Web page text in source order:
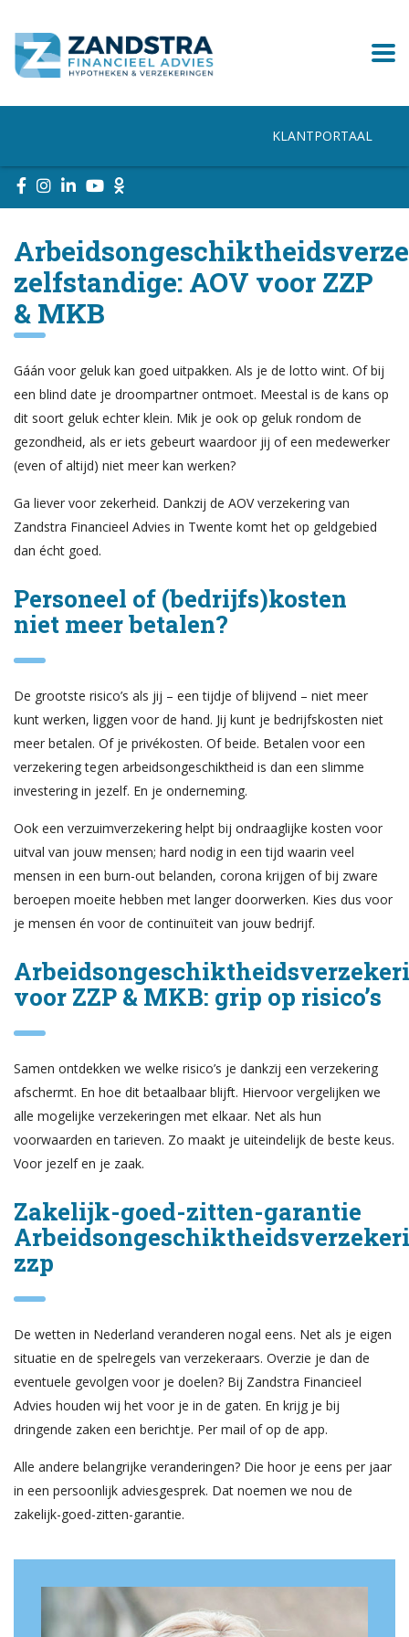
KLANTPORTAAL
zelfstandige: AOV voor ZZP
& MKB
Gáán voor geluk kan goed uitpakken. Als je de lotto wint. Of bij
een blind date je droompartner ontmoet. Meestal is de kans op
dit soort geluk echter klein. Mik je ook op geluk rondom de
gezondheid, als er iets gebeurt waardoor jij of een medewerker
(even of altijd) niet meer kan werken?
Ga liever voor zekerheid. Dankzij de AOV verzekering van
Zandstra Financieel Advies in Twente komt het op geldgebied
dan écht goed.
Personeel of (bedrijfs)kosten
niet meer betalen?
De grootste risico’s als jij – een tijdje of blijvend – niet meer
kunt werken, liggen voor de hand. Jij kunt je bedrijfskosten niet
meer betalen. Of je privékosten. Of beide. Betalen voor een
verzekering tegen arbeidsongeschiktheid is dan een slimme
investering in jezelf. En je onderneming.
Ook een verzuimverzekering helpt bij ondraaglijke kosten voor
uitval van jouw mensen; hard nodig in een tijd waarin veel
mensen in een burn-out belanden, corona krijgen of bij zware
beroepen moeite hebben met langer doorwerken. Kies dus voor
je mensen én voor de continuïteit van jouw bedrijf.
voor ZZP & MKB: grip op risico’s
Samen ontdekken we welke risico’s je dankzij een verzekering
afschermt. En hoe dit betaalbaar blijft. Hiervoor vergelijken we
alle mogelijke verzekeringen met elkaar. Net als hun
voorwaarden en tarieven. Zo maakt je uiteindelijk de beste keus.
Voor jezelf en je zaak.
Zakelijk-goed-zitten-garantie
zzp
De wetten in Nederland veranderen nogal eens. Net als je eigen
situatie en de spelregels van verzekeraars. Overzie je dan de
eventuele gevolgen voor je doelen? Bij Zandstra Financieel
Advies houden wij het voor je in de gaten. En krijg je bij
dringende zaken een berichtje. Per mail of op de app.
Alle andere belangrijke veranderingen? Die hoor je eens per jaar
in een persoonlijk adviesgesprek. Dat noemen we nou de
zakelijk-goed-zitten-garantie.